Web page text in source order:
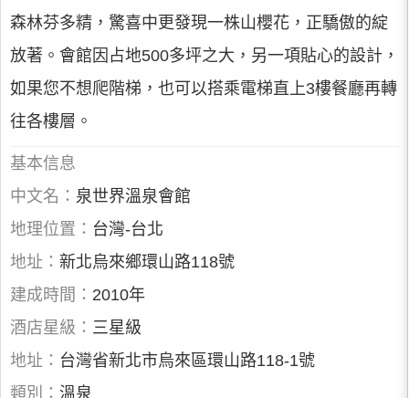
森林芬多精，驚喜中更發現一株山櫻花，正驕傲的綻
放著。會館因占地500多坪之大，另一項貼心的設計，
如果您不想爬階梯，也可以搭乘電梯直上3樓餐廳再轉
往各樓層。
基本信息
中文名： 泉世界溫泉會館
地理位置： 台灣-台北
地址： 新北烏來鄉環山路118號
建成時間： 2010年
酒店星級： 三星級
地址： 台灣省新北市烏來區環山路118-1號
類別： 溫泉